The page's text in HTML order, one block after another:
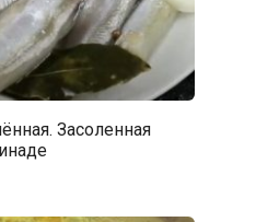
Засоленная